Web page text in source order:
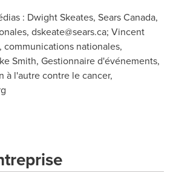
: Dwight Skeates, Sears Canada,
dskeate@sears.ca; Vincent
communications nationales,
Smith, Gestionnaire d'événements,
à l'autre contre le cancer,